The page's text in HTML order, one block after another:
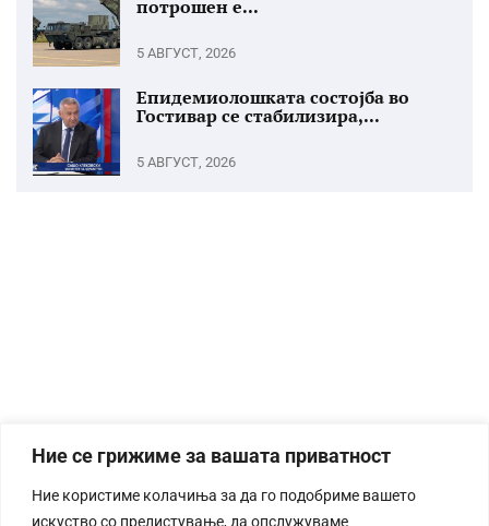
Ние се грижиме за вашата приватност
Ние користиме колачиња за да го подобриме вашето
искуство со прелистување, да опслужуваме
потрошен е...
5 АВГУСТ, 2026
Епидемиолошката состојба во
Гостивар се стабилизира,...
5 АВГУСТ, 2026